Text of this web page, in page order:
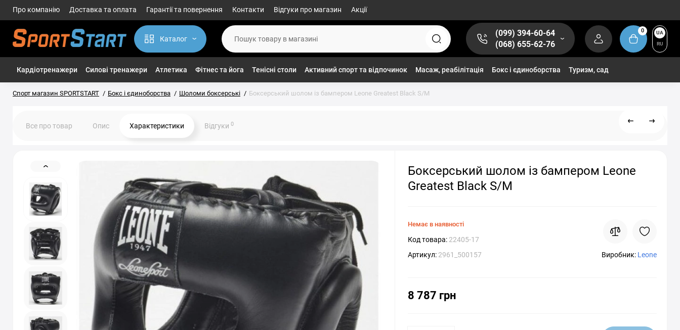
Про компанію Доставка та оплата Гарантії та повернення Контакти Відгуки про магазин Акції
Каталог
(099) 394-60-64
(068) 655-62-76
0
UA
RU
Кардіотренажери Силові тренажери Атлетика Фітнес та йога Тенісні столи Активний спорт та відпочинок Масаж, реабілітація Бокс і єдиноборства Туризм, сад
Спорт магазин SPORTSTART Бокс і єдиноборства Шоломи боксерські Боксерський шолом із бампером Leone Greatest Black S/M
Все про товар Опис Характеристики Відгуки 0
Боксерський шолом із бампером Leone
Greatest Black S/M
Немає в наявності
Код товара: 22405-17
Артикул: 2961_500157 Виробник: Leone
8 787 грн